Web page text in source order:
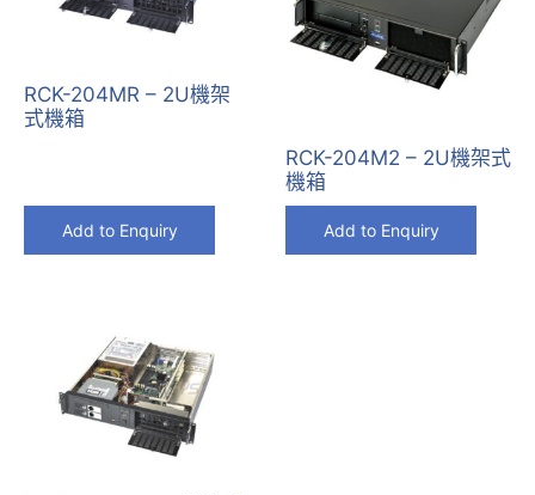
RCK-204MR – 2U機架
式機箱
Add to Enquiry
RCK-204M2 – 2U機架式
機箱
Add to Enquiry